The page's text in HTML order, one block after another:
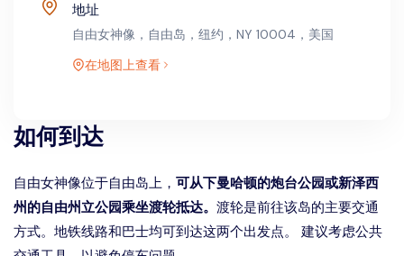
地址
自由女神像，自由岛，纽约，NY 10004，美国
在地图上查看
如何到达
自由女神像位于自由岛上， 可从下曼哈顿的炮台公园或新泽西
州的自由州立公园乘坐渡轮抵达。 渡轮是前往该岛的主要交通
方式。 地铁线路和巴士均可到达这两个出发点。 建议考虑公共